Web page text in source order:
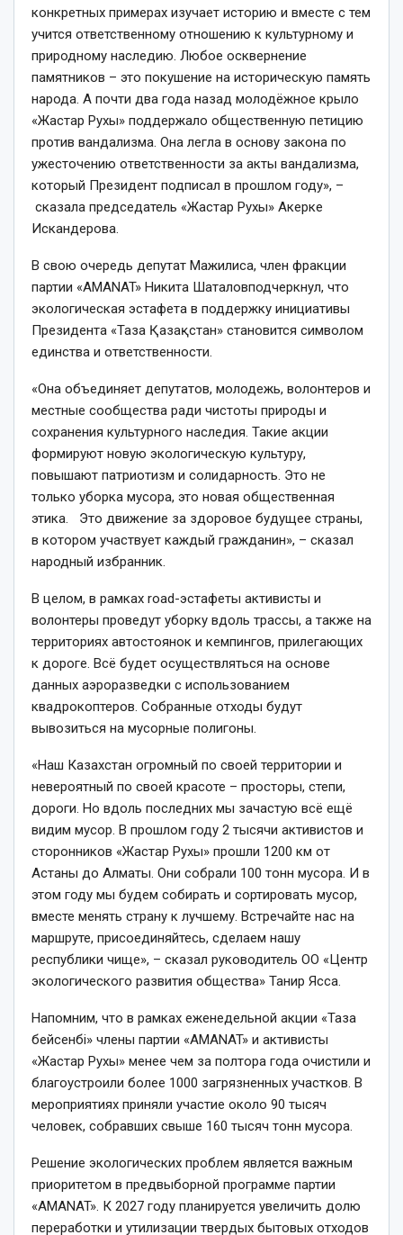
конкретных примерах изучает историю и вместе с тем
учится ответственному отношению к культурному и
природному наследию. Любое осквернение
памятников – это покушение на историческую память
народа. А почти два года назад молодёжное крыло
«Жастар Рухы» поддержало общественную петицию
против вандализма. Она легла в основу закона по
ужесточению ответственности за акты вандализма,
который Президент подписал в прошлом году», –
сказала председатель «Жастар Рухы» Акерке
Искандерова.
В свою очередь депутат Мажилиса, член фракции
партии «AMANAT» Никита Шаталовподчеркнул, что
экологическая эстафета в поддержку инициативы
Президента «Таза Қазақстан» становится символом
единства и ответственности.
«Она объединяет депутатов, молодежь, волонтеров и
местные сообщества ради чистоты природы и
сохранения культурного наследия. Такие акции
формируют новую экологическую культуру,
повышают патриотизм и солидарность. Это не
только уборка мусора, это новая общественная
этика. Это движение за здоровое будущее страны,
в котором участвует каждый гражданин», – сказал
народный избранник.
В целом, в рамках road-эстафеты активисты и
волонтеры проведут уборку вдоль трассы, а также на
территориях автостоянок и кемпингов, прилегающих
к дороге. Всё будет осуществляться на основе
данных аэроразведки с использованием
квадрокоптеров. Собранные отходы будут
вывозиться на мусорные полигоны.
«Наш Казахстан огромный по своей территории и
невероятный по своей красоте – просторы, степи,
дороги. Но вдоль последних мы зачастую всё ещё
видим мусор. В прошлом году 2 тысячи активистов и
сторонников «Жастар Рухы» прошли 1200 км от
Астаны до Алматы. Они собрали 100 тонн мусора. И в
этом году мы будем собирать и сортировать мусор,
вместе менять страну к лучшему. Встречайте нас на
маршруте, присоединяйтесь, сделаем нашу
республики чище», – сказал руководитель ОО «Центр
экологического развития общества» Танир Ясса.
Напомним, что в рамках еженедельной акции «Таза
бейсенбі» члены партии «AMANAT» и активисты
«Жастар Рухы» менее чем за полтора года очистили и
благоустроили более 1000 загрязненных участков. В
мероприятиях приняли участие около 90 тысяч
человек, собравших свыше 160 тысяч тонн мусора.
Решение экологических проблем является важным
приоритетом в предвыборной программе партии
«AMANAT». К 2027 году планируется увеличить долю
переработки и утилизации твердых бытовых отходов